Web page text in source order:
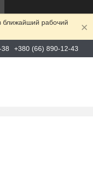
ближайший рабочий
+380 (66) 890-12-43